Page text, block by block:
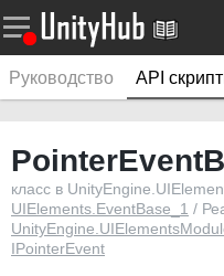
Руководство API
класс в
UIElements.EventBase_1 /
IPointerEvent